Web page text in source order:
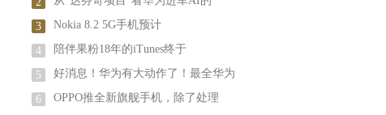
3 Nokia 8.2 5G手机预计
4 陪伴果粉18年的iTunes终于
5 好消息！华为有大动作了！最全华为
6 OPPO推全新旗舰手机，除了处理